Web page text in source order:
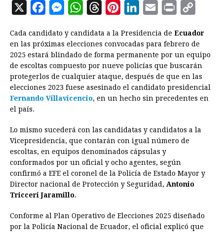
X
c
e
b
o
o
M
s
s
e
n
g
W
a
t
s
A
p
r
e
a
d
s
n
t
e
r
e
t
n
k
e
d
I
a
i
l
i
n
t
p
y
L
i
n
Cada candidato y candidata a la Presidencia de Ecuador
en las próximas elecciones convocadas para febrero de
2025 estará blindado de forma permanente por un equipo
de escoltas compuesto por nueve policías que buscarán
protegerlos de cualquier ataque, después de que en las
elecciones 2023 fuese asesinado el candidato presidencial
Fernando Villavicencio, en un hecho sin precedentes en
el país.
Lo mismo sucederá con las candidatas y candidatos a la
Vicepresidencia, que contarán con igual número de
escoltas, en equipos denominados cápsulas y
conformados por un oficial y ocho agentes, según
confirmó a EFE el coronel de la Policía de Estado Mayor y
Director nacional de Protección y Seguridad, Antonio
Tricceri Jaramillo.
Conforme al Plan Operativo de Elecciones 2025 diseñado
por la Policía Nacional de Ecuador, el oficial explicó que